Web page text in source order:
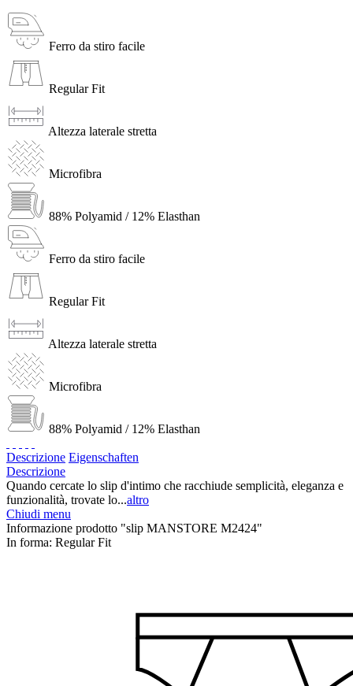
Ferro da stiro facile
Regular Fit
Altezza laterale stretta
Microfibra
88% Polyamid / 12% Elasthan
Ferro da stiro facile
Regular Fit
Altezza laterale stretta
Microfibra
88% Polyamid / 12% Elasthan
Descrizione Eigenschaften
Descrizione
Quando cercate lo slip d'intimo che racchiude semplicità, eleganza e
funzionalità, trovate lo...altro
Chiudi menu
Informazione prodotto "slip MANSTORE M2424"
In forma: Regular Fit